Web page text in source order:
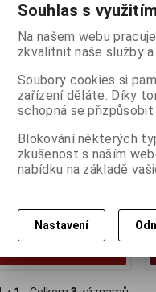
P110 WiFi mini
Energy
16A
(dny):3
zásuvka s měřením
DPH:)
Souhlas s
Na našem webu
zkvalitnit naše služby
Soubory cookies si
zařízení děláte. Díky
schopná se
Blokování některých
zkušenost s naším
nabídku na základě
Nastavení